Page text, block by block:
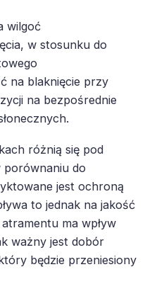
wilgoć
w stosunku do
na blaknięcie przy
na bezpośrednie
różnią się pod
porównaniu do
jest ochroną
to jednak na jakość
ma wpływ
ważny jest dobór
będzie przeniesiony